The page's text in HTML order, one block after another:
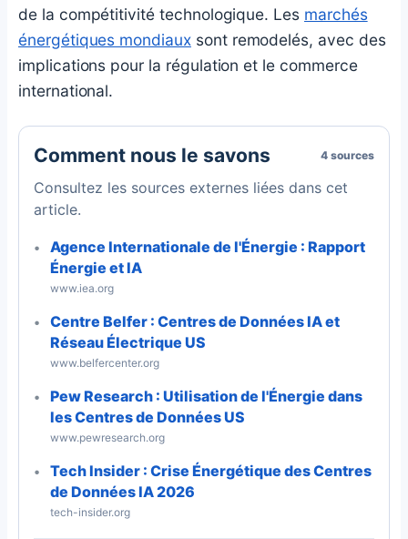
de la compétitivité technologique. Les marchés
énergétiques mondiauxsont remodelés, avec des
implications pour la régulation et le commerce
international.
Comment nous le savons 4 sources
Consultez les sources externes liées dans cet
article.
Agence Internationale de l'Énergie : Rapport
Énergie et IA
www.iea.org
Centre Belfer : Centres de Données IA et
Réseau Électrique US
www.belfercenter.org
Pew Research : Utilisation de l'Énergie dans
les Centres de Données US
www.pewresearch.org
Tech Insider : Crise Énergétique des Centres
de Données IA 2026
tech-insider.org